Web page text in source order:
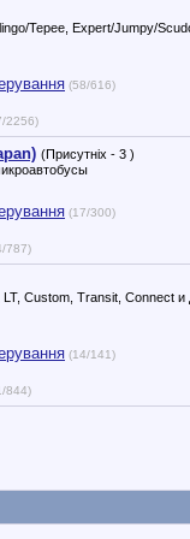
Tepee, Expert/Jumpy/
(58/616)
2256)
(Присутніх - 3 )
(17/300)
787)
Custom, Transit, Connect и
(14/141)
844)